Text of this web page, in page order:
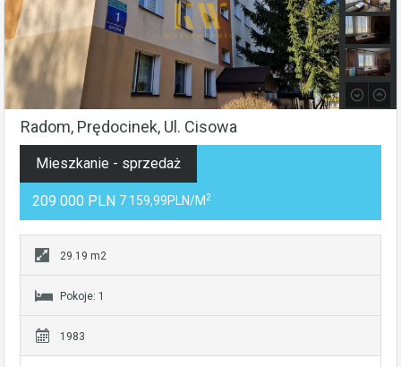
Radom, Prędocinek, Ul. Cisowa
Mieszkanie - sprzedaż
209 000 PLN 7 159,99PLN/m2
29.19 m2
Pokoje: 1
1983